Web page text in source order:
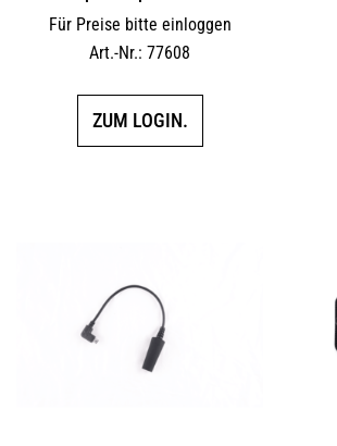
Für Preise bitte einloggen
Art.-Nr.: 77608
ZUM LOGIN.